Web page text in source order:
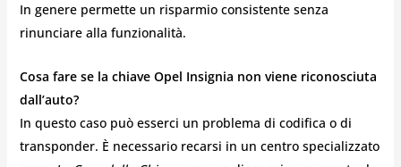
In genere permette un risparmio consistente senza
rinunciare alla funzionalità.
Cosa fare se la chiave Opel Insignia non viene riconosciuta
dall’auto?
In questo caso può esserci un problema di codifica o di
transponder. È necessario recarsi in un centro specializzato